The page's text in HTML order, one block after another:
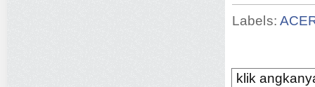
Labels:
klik